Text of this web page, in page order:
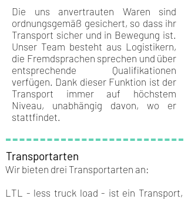
Die uns anvertrauten Waren sind
ordnungsgemäß gesichert, so dass ihr
Transport sicher und in Bewegung ist.
Unser Team besteht aus Logistikern,
die Fremdsprachen sprechen und über
entsprechende Qualifikationen
verfügen. Dank dieser Funktion ist der
Transport immer auf höchstem
Niveau, unabhängig davon, wo er
stattfindet.
Transportarten
Wir bieten drei Transportarten an:
LTL - less truck load - ist ein Transport,